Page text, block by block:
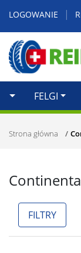
LOGOWANIE |
FELGI
Strona główna
FILTRY